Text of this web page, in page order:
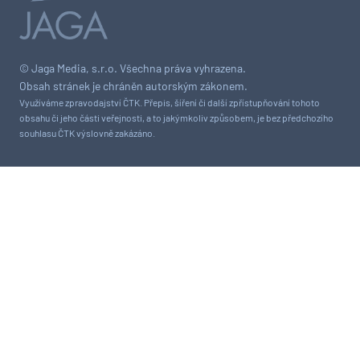
© Jaga Media, s.r.o. Všechna práva vyhrazena.
Obsah stránek je chráněn autorským zákonem.
Využíváme zpravodajství ČTK. Přepis, šíření či další zpřístupňování tohoto
obsahu či jeho části veřejnosti, a to jakýmkoliv způsobem, je bez předchozího
souhlasu ČTK výslovně zakázáno.